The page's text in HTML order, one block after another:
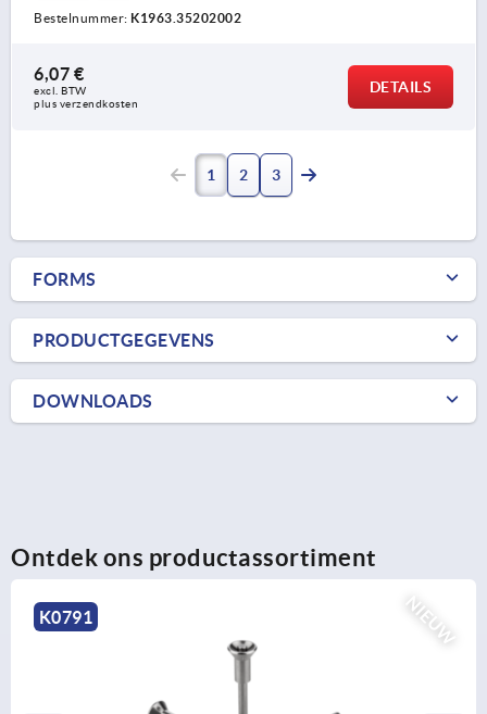
Bestelnummer: K1963.35202002
6,07 €
excl. BTW
plus verzendkosten
DETAILS
1 2 3
FORMS
PRODUCTGEGEVENS
DOWNLOADS
Ontdek ons productassortiment
NIEUW
K0790